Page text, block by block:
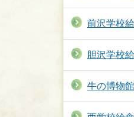
前沢学校
胆沢学校
牛の博物館